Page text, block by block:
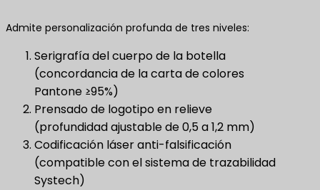
Admite personalización profunda de tres niveles:
Serigrafía del cuerpo de la botella
(concordancia de la carta de colores
Pantone ≥95%)
Prensado de logotipo en relieve
(profundidad ajustable de 0,5 a 1,2 mm)
Codificación láser anti-falsificación
(compatible con el sistema de trazabilidad
Systech)